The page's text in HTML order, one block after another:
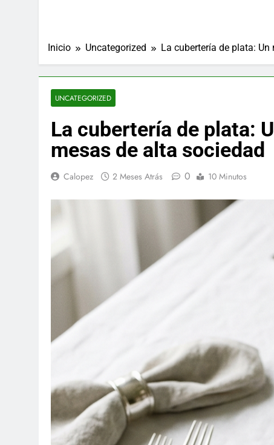
Inicio Uncategorized La cubertería de plata:
UNCATEGORIZED
La cubertería de plata:
mesas de alta sociedad
Calopez 2 Meses Atrás 0 10 Minutos